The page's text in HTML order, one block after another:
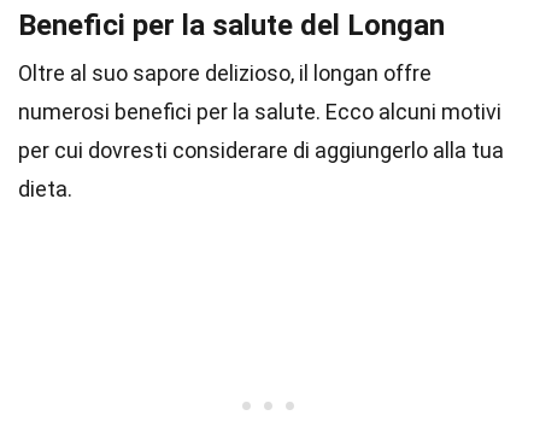
Benefici per la salute del Longan
Oltre al suo sapore delizioso, il longan offre
numerosi benefici per la salute. Ecco alcuni motivi
per cui dovresti considerare di aggiungerlo alla tua
dieta.